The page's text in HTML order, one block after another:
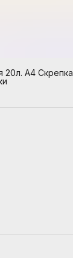
20л. А4 Скрепка